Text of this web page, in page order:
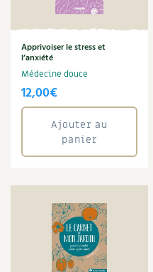
Apprivoiser le stress et
l’anxiété
Médecine douce
12,00€
Ajouter au
panier